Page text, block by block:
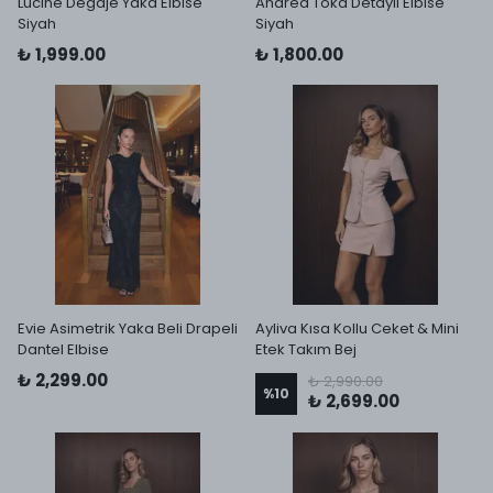
Siyah
₺ 1,999.00
Siyah
₺ 1,800.00
Evie Asimetrik Yaka Beli Drapeli
Dantel Elbise
₺ 2,299.00
Ayliva Kısa Kollu Ceket & Mini
Etek Takım Bej
%10
₺ 2,990.00
₺ 2,699.00